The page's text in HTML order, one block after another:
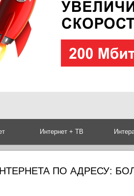
Интернет + ТВ
ПО АДРЕСУ: